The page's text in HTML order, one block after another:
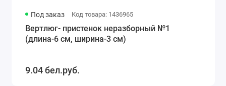
Под заказ Код товара: 1436965
Вертлюг- пристенок неразборный №1
(длина-6 см, ширина-3 см)
9.04 бел.руб.